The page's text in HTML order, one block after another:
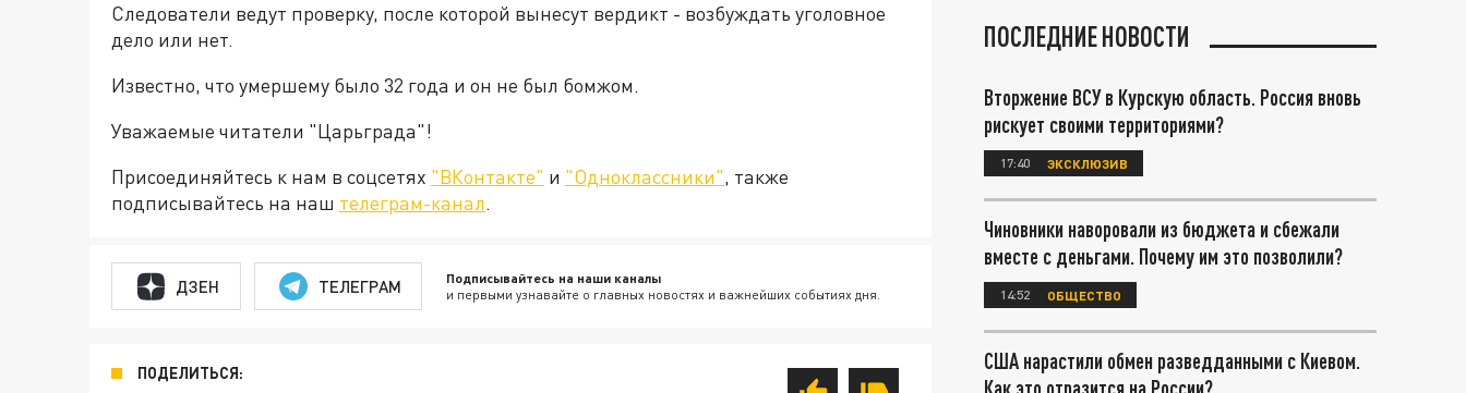
Следователи ведут проверку, после которой вынесут вердикт - возбуждать уголовное
дело или нет.
Известно, что умершему было 32 года и он не был бомжом.
Уважаемые читатели "Царьграда"!
Присоединяйтесь к нам в соцсетях "ВКонтакте" и "Одноклассники", также
подписывайтесь на наш телеграм-канал.
ДЗЕН ТЕЛЕГРАМ Подписывайтесь на наши каналы
и первыми узнавайте о главных новостях и важнейших событиях дня.
ПОДЕЛИТЬСЯ:
ПОСЛЕДНИЕ НОВОСТИ
Вторжение ВСУ в Курскую область. Россия вновь
рискует своими территориями?
17:40 ЭКСКЛЮЗИВ
Чиновники наворовали из бюджета и сбежали
вместе с деньгами. Почему им это позволили?
14:52 ОБЩЕСТВО
США нарастили обмен разведданными с Киевом.